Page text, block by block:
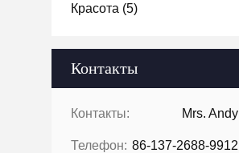
Красота (5)
Контакты
Контакты: Mrs. Andy
Телефон: 86-137-2688-9912